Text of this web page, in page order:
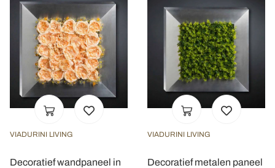
VIADURINI LIVING
Decoratief wandpaneel in
VIADURINI LIVING
Decoratief metalen paneel